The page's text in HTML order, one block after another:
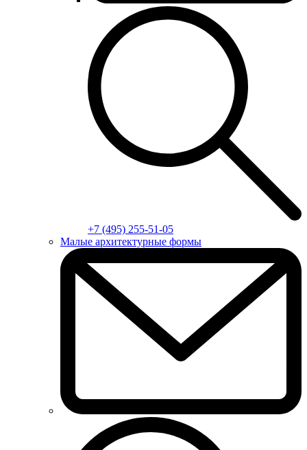
+7 (495) 255-51-05
Малые архитектурные формы